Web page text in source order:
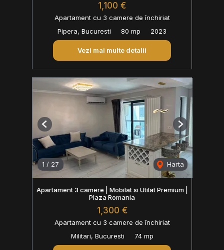
1,100 €
Apartament cu 3 camere de închiriat
Pipera, Bucuresti
80 mp 2023
Vezi mai multe detalii
1 / 27 Harta
Previous Next
Apartament 3 camere | Mobilat si Utilat Premium |
Plaza Romania
1,300 €
Apartament cu 3 camere de închiriat
Militari, Bucuresti
74 mp